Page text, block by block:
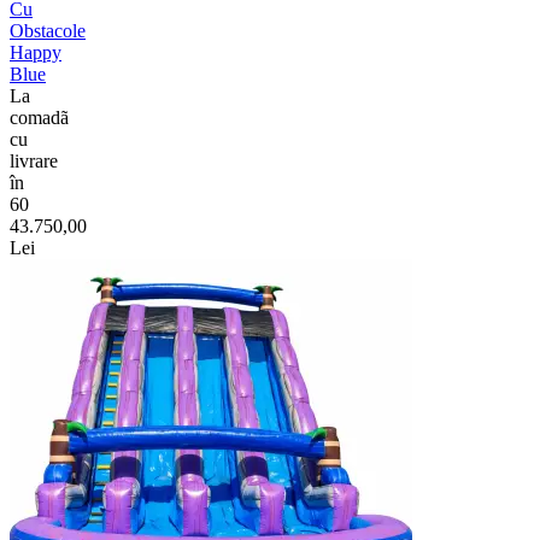
Cu
Obstacole
Happy
Blue
La
comadã
cu
livrare
în
60
43.750,00
Lei